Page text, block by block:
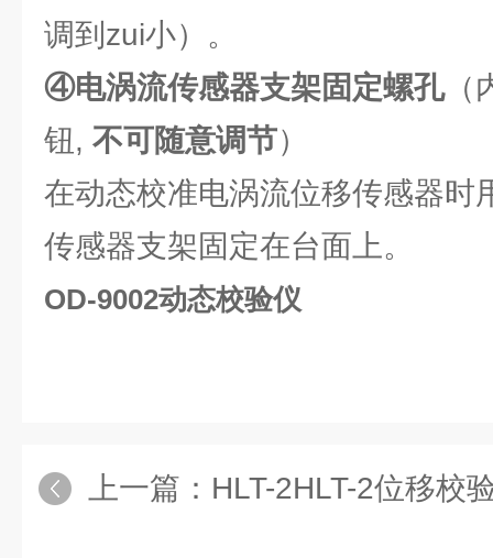
调到zui小）。
④电涡流传感器支架固定螺孔（
钮, 不可随意调节）
在动态校准电涡流位移传感器时
传感器支架固定在台面上。
OD-9002动态校验仪
上一篇： HLT-2HLT-2位移校